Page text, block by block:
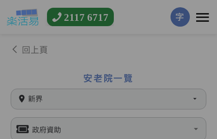
2117 6717 字
回上頁
安老院一覽
新界
政府資助